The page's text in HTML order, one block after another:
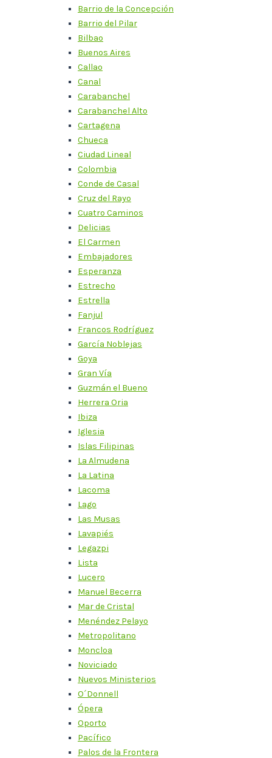
Barrio de la Concepción
Barrio del Pilar
Bilbao
Buenos Aires
Callao
Canal
Carabanchel
Carabanchel Alto
Cartagena
Chueca
Ciudad Lineal
Colombia
Conde de Casal
Cruz del Rayo
Cuatro Caminos
Delicias
El Carmen
Embajadores
Esperanza
Estrecho
Estrella
Fanjul
Francos Rodríguez
García Noblejas
Goya
Gran Vía
Guzmán el Bueno
Herrera Oria
Ibiza
Iglesia
Islas Filipinas
La Almudena
La Latina
Lacoma
Lago
Las Musas
Lavapiés
Legazpi
Lista
Lucero
Manuel Becerra
Mar de Cristal
Menéndez Pelayo
Metropolitano
Moncloa
Noviciado
Nuevos Ministerios
O´Donnell
Ópera
Oporto
Pacífico
Palos de la Frontera